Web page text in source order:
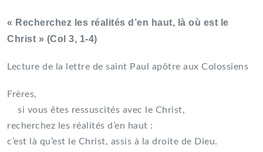
« Recherchez les réalités d’en haut, là où est le
Christ » (Col 3, 1-4)
Lecture de la lettre de saint Paul apôtre aux Colossiens
Frères,
si vous êtes ressuscités avec le Christ,
recherchez les réalités d’en haut :
c’est là qu’est le Christ, assis à la droite de Dieu.